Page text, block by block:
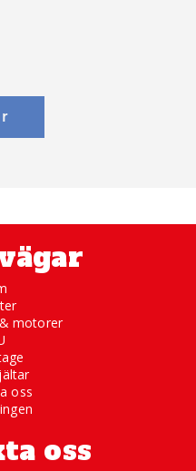
motorer
oss
oss